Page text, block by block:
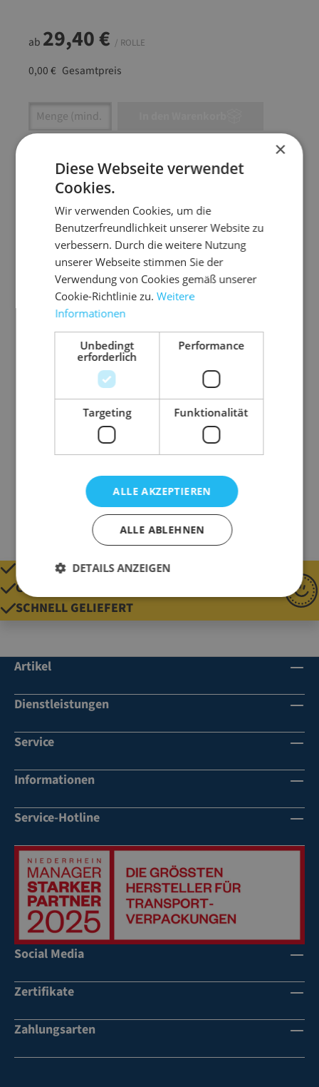
ab 29,40 € / ROLLE
0,00 € Gesamtpreis
Artikel Anzahl: Gib den gewünschten Wert
Artikelinformationen
Schützt empfindliche Waren, wie Flaschen,
Glasteile oder empfindliche Früchte.
weiches Material, dass das Produkt
passgenau umschließt
variabel von der Rolle abtrennbar
auch für Lebensmittel einsetzbar
QUALITÄT SEIT 1920
GÜNSTIGE PREISE
SCHNELL GELIEFERT
Artikel
Dienstleistungen
Service
Informationen
Service-Hotline
Social Media
Zertifikate
Zahlungsarten
×
Diese Webseite verwendet
Cookies.
Wir verwenden Cookies, um die
Benutzerfreundlichkeit unserer Website zu
verbessern. Durch die weitere Nutzung
unserer Webseite stimmen Sie der
Verwendung von Cookies gemäß unserer
Cookie-Richtlinie zu.Weitere
Informationen
Unbedingt
erforderlich
Performance
Targeting Funktionalität
ALLE AKZEPTIEREN
ALLE ABLEHNEN
DETAILS ANZEIGEN